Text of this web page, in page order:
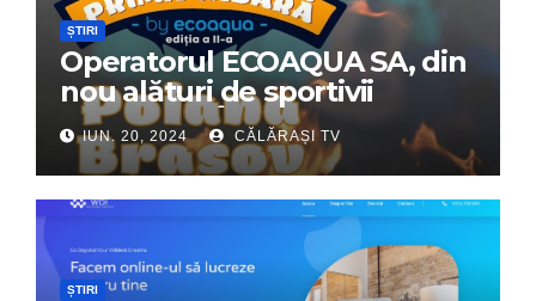
ȘTIRI
Operatorul ECOAQUA SA, din
nou alături de sportivii
călărășeni. Începe „Prima
Tabără”!
IUN. 20, 2024 CĂLĂRAȘI TV
ȘTIRI